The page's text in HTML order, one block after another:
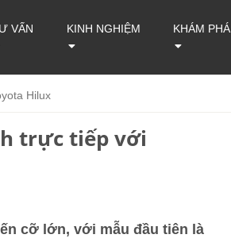
VẤN KINH NGHIỆM KHÁM PHÁ
Hilux
trực tiếp với
cỡ lớn, với mẫu đầu tiên là